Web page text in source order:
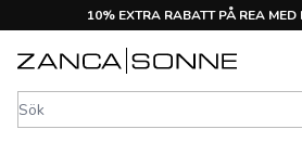
10% EXTRA RABATT PÅ REA